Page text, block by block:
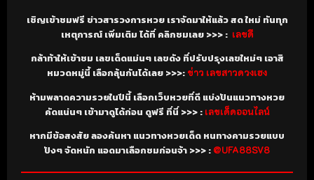
เชิญเข้าชมฟรี ข่าวสารวงการหวย เราจัดมาให้แล้ว สด ใหม่ ทันทุก
เหตุการณ์ เพิ่มเติม ได้ที่ คลิกชมเลย >>> : เลขดี
กล้าท้าให้เข้าชม เลขเด็ดแม่นๆ เลขดัง ที่ปรับปรุงเลขใหม่ๆ เอาสิ
หมวดหมู่นี้ เลือกลุ้นกันได้เลย >>>: ข่าว เลขสาวดวงเฮง
ห้ามพลาดความรวยในปีนี้ เลือกเว็บหวยที่ดี แบ่งปันแนวทางหวย
คัดแน่นๆ เข้ามาดูได้ก่อน ดูฟรี ที่นี่ >>> : เลขเด็ดออนไลน์
หากมีข้อสงสัย ลองค้นหา แนวทางหวยเด็ด หนทางคามรวยแบบ
ปังๆ จัดหนัก แอดมาเลือกชมก่อนจ้า >>> : @UFA88SV8